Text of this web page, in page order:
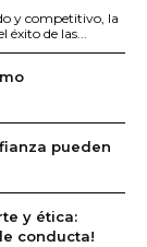
y competitivo, la
éxito de las...
pueden
y ética:
conducta!